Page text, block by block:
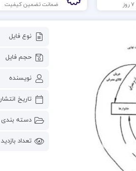
ضمانت تضمین کیفیت
نوع فایل
حجم فایل
نویسنده
تاریخ انتشار
دسته بندی
تعداد بازدید